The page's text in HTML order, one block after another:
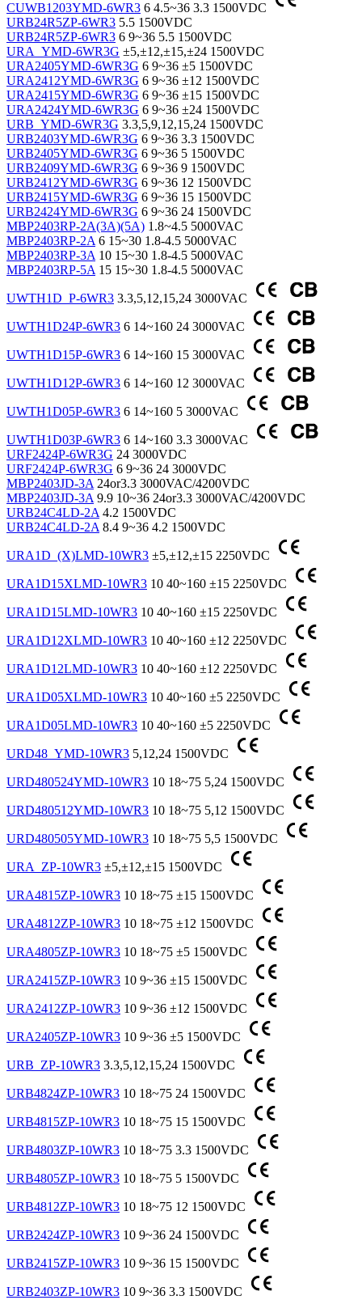
CUWB1203YMD-6WR3 6 4.5~36 3.3 1500VDC
URB24R5ZP-6WR3 5.5 1500VDC
URB24R5ZP-6WR3 6 9~36 5.5 1500VDC
URA_YMD-6WR3G ±5,±12,±15,±24 1500VDC
URA2405YMD-6WR3G 6 9~36 ±5 1500VDC
URA2412YMD-6WR3G 6 9~36 ±12 1500VDC
URA2415YMD-6WR3G 6 9~36 ±15 1500VDC
URA2424YMD-6WR3G 6 9~36 ±24 1500VDC
URB_YMD-6WR3G 3.3,5,9,12,15,24 1500VDC
URB2403YMD-6WR3G 6 9~36 3.3 1500VDC
URB2405YMD-6WR3G 6 9~36 5 1500VDC
URB2409YMD-6WR3G 6 9~36 9 1500VDC
URB2412YMD-6WR3G 6 9~36 12 1500VDC
URB2415YMD-6WR3G 6 9~36 15 1500VDC
URB2424YMD-6WR3G 6 9~36 24 1500VDC
MBP2403RP-2A(3A)(5A) 1.8~4.5 5000VAC
MBP2403RP-2A 6 15~30 1.8-4.5 5000VAC
MBP2403RP-3A 10 15~30 1.8-4.5 5000VAC
MBP2403RP-5A 15 15~30 1.8-4.5 5000VAC
UWTH1D_P-6WR3 3.3,5,12,15,24 3000VAC
UWTH1D24P-6WR3 6 14~160 24 3000VAC
UWTH1D15P-6WR3 6 14~160 15 3000VAC
UWTH1D12P-6WR3 6 14~160 12 3000VAC
UWTH1D05P-6WR3 6 14~160 5 3000VAC
UWTH1D03P-6WR3 6 14~160 3.3 3000VAC
URF2424P-6WR3G 24 3000VDC
URF2424P-6WR3G 6 9~36 24 3000VDC
MBP2403JD-3A 24or3.3 3000VAC/4200VDC
MBP2403JD-3A 9.9 10~36 24or3.3 3000VAC/4200VDC
URB24C4LD-2A 4.2 1500VDC
URB24C4LD-2A 8.4 9~36 4.2 1500VDC
URA1D_(X)LMD-10WR3 ±5,±12,±15 2250VDC
URA1D15XLMD-10WR3 10 40~160 ±15 2250VDC
URA1D15LMD-10WR3 10 40~160 ±15 2250VDC
URA1D12XLMD-10WR3 10 40~160 ±12 2250VDC
URA1D12LMD-10WR3 10 40~160 ±12 2250VDC
URA1D05XLMD-10WR3 10 40~160 ±5 2250VDC
URA1D05LMD-10WR3 10 40~160 ±5 2250VDC
URD48_YMD-10WR3 5,12,24 1500VDC
URD480524YMD-10WR3 10 18~75 5,24 1500VDC
URD480512YMD-10WR3 10 18~75 5,12 1500VDC
URD480505YMD-10WR3 10 18~75 5,5 1500VDC
URA_ZP-10WR3 ±5,±12,±15 1500VDC
URA4815ZP-10WR3 10 18~75 ±15 1500VDC
URA4812ZP-10WR3 10 18~75 ±12 1500VDC
URA4805ZP-10WR3 10 18~75 ±5 1500VDC
URA2415ZP-10WR3 10 9~36 ±15 1500VDC
URA2412ZP-10WR3 10 9~36 ±12 1500VDC
URA2405ZP-10WR3 10 9~36 ±5 1500VDC
URB_ZP-10WR3 3.3,5,12,15,24 1500VDC
URB4824ZP-10WR3 10 18~75 24 1500VDC
URB4815ZP-10WR3 10 18~75 15 1500VDC
URB4803ZP-10WR3 10 18~75 3.3 1500VDC
URB4805ZP-10WR3 10 18~75 5 1500VDC
URB4812ZP-10WR3 10 18~75 12 1500VDC
URB2424ZP-10WR3 10 9~36 24 1500VDC
URB2415ZP-10WR3 10 9~36 15 1500VDC
URB2403ZP-10WR3 10 9~36 3.3 1500VDC